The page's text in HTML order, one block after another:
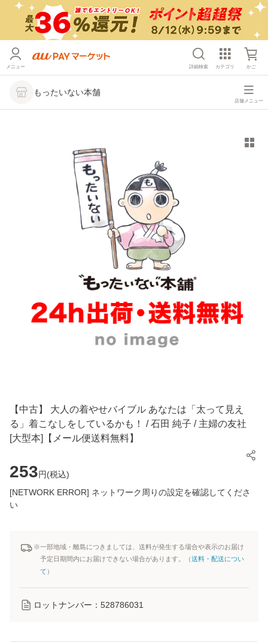
メニュー 詳細検索 カテゴリ かご
もったいない本舗
店舗メニュー
【中古】 大人の着やせバイブル あなたは「太って見え
る」着こなしをしているかも！ / 石田 純子 / 主婦の友社
[大型本]【メール便送料無料】
253円(税込)
[NETWORK ERROR] ネットワーク周りの設定を確認してくださ
い
※一部地域・離島につきましては、送料が発生する場合や表示のお届け
予定日期間内にお届けできない場合があります。（送料・配送につい
て ）
ロットナンバー： 528786031